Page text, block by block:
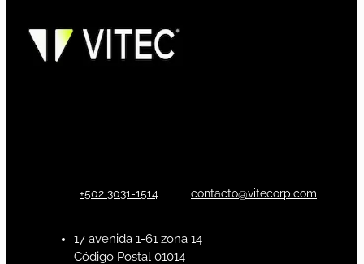
+502 3031-1514 contacto@vitecorp.com
17 avenida 1-61 zona 14
Código Postal 01014